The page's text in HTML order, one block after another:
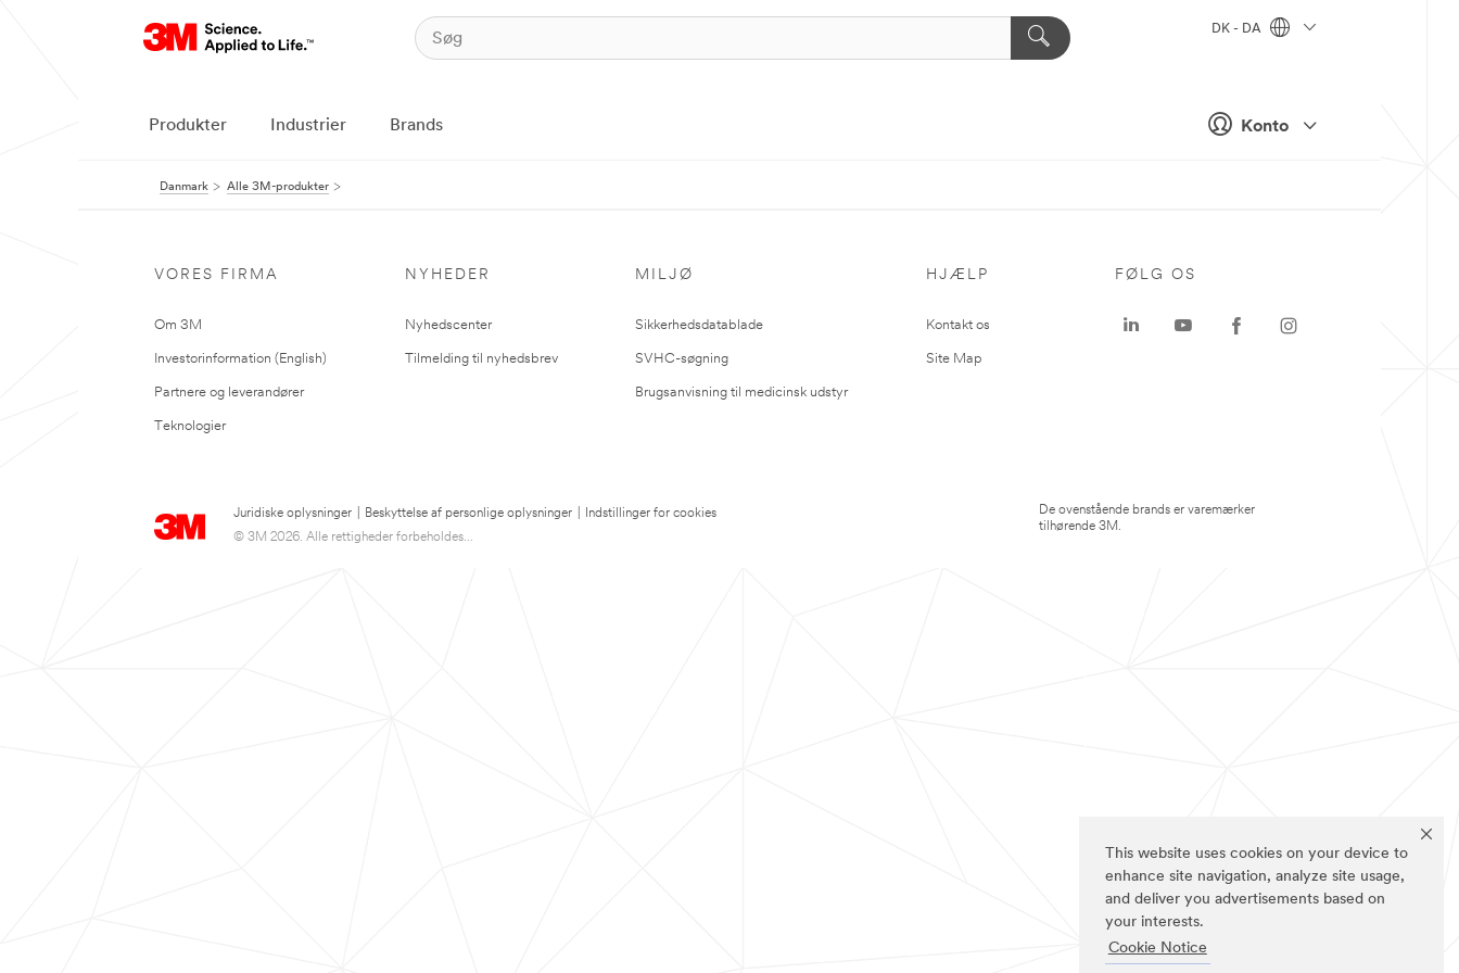
This website uses cookies on your device to
enhance site navigation, analyze site usage,
and deliver you advertisements based on
your interests.
Cookie Notice
Konto
DK - DA
Produkter Industrier Brands
Danmark Alle 3M-produkter
VORES FIRMA
Om 3M
Investorinformation (English)
Partnere og leverandører
Teknologier
NYHEDER
Nyhedscenter
Tilmelding til nyhedsbrev
MILJØ
Sikkerhedsdatablade
SVHC-søgning
Brugsanvisning til medicinsk udstyr
HJÆLP
Kontakt os
Site Map
Juridiske oplysninger Beskyttelse af personlige oplysninger
Indstillinger for cookies
© 3M 2026. Alle rettigheder forbeholdes...
FØLG OS
De ovenstående brands er varemærker
tilhørende 3M.